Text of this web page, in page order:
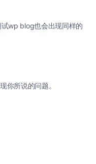
wp blog也会出现同样的
你所说的问题。